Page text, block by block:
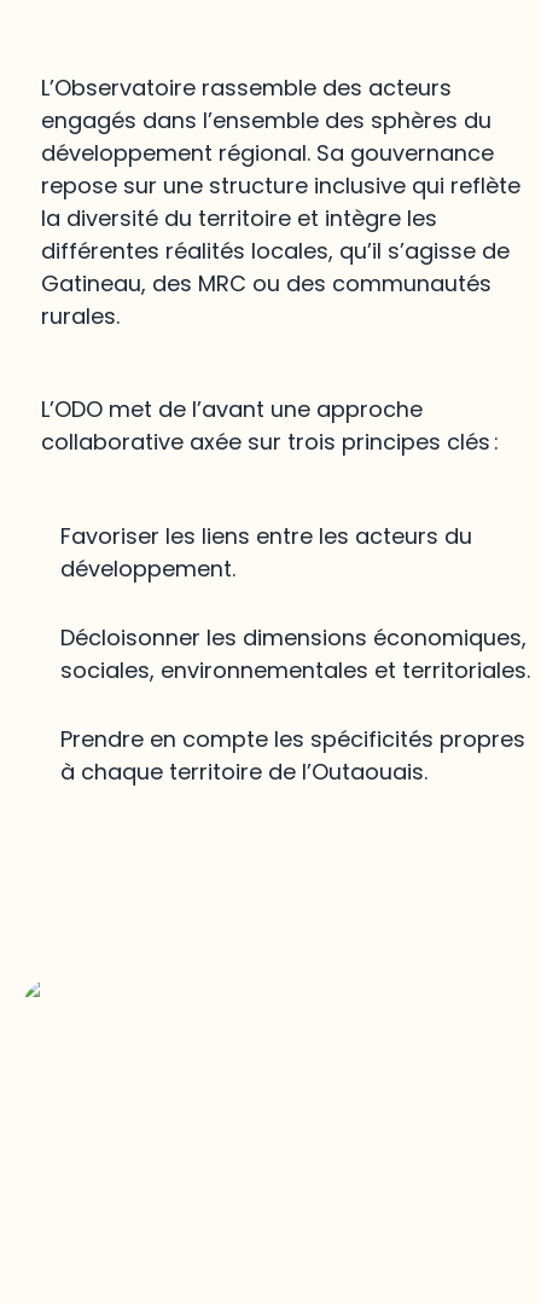
L’Observatoire rassemble des acteurs
engagés dans l’ensemble des sphères du
développement régional. Sa gouvernance
repose sur une structure inclusive qui reflète
la diversité du territoire et intègre les
différentes réalités locales, qu’il s’agisse de
Gatineau, des MRC ou des communautés
rurales.
L’ODO met de l’avant une approche
collaborative axée sur trois principes clés :
Favoriser les liens entre les acteurs du
développement.
Décloisonner les dimensions économiques,
sociales, environnementales et territoriales.
Prendre en compte les spécificités propres
à chaque territoire de l’Outaouais.